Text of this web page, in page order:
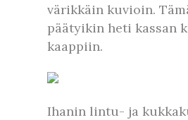
värikkäin kuvioin.
päätyikin heti kassan
kaappiin.
Ihanin lintu- ja